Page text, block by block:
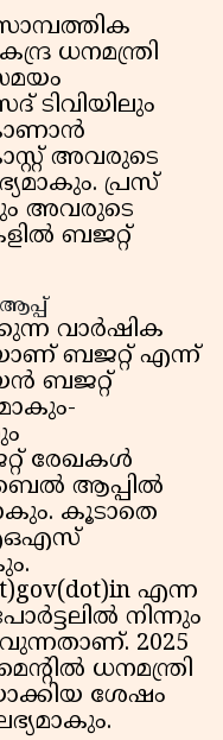
ധനമന്ത്രി
ടിവിയിലും
അവരുടെ
പ്രസ്
അവരുടെ
ബജറ്റ്
വാര്‍ഷിക
ബജറ്റ് എന്ന്
ബജറ്റ്
രേഖകള്‍
ആപ്പില്‍
കൂടാതെ
എന്ന
നിന്നും
2025
ധനമന്ത്രി
ശേഷം